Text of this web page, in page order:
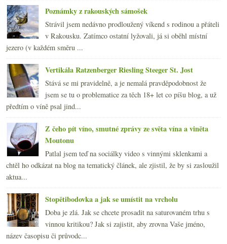
Poznámky z rakouských sámošek
Strávil jsem nedávno prodloužený víkend s rodinou a přáteli
v Rakousku. Zatímco ostatní lyžovali, já si oběhl místní
jezero (v každém směru ...
Vertikála Ratzenberger Riesling Steeger St. Jost
Stává se mi pravidelně, a je nemalá pravděpodobnost že
jsem se tu o problematice za těch 18+ let co píšu blog, a už
předtím o víně psal jind...
Z čeho pít víno, smutné zprávy ze světa vína a viněta
Moutonu
Patlal jsem teď na sociálky video s vinnými sklenkami a
chtěl ho odkázat na blog na tematický článek, ale zjistil, že by si zasloužil
aktua...
Stopětibodovka a jak se umístit na vrcholu
Doba je zlá. Jak se chcete prosadit na saturovaném trhu s
vinnou kritikou? Jak si zajistit, aby zrovna Vaše jméno,
název časopisu či průvodc...